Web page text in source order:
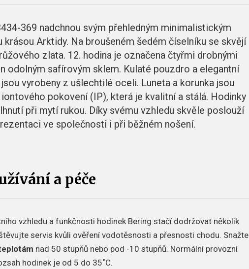
369 nadchnou svým přehledným minimalistickým
Arktidy. Na broušeném šedém číselníku se skvějí
zlata. 12. hodina je označena čtyřmi drobnými
odolným safírovým sklem. Kulaté pouzdro a elegantní
vyrobeny z ušlechtilé oceli. Luneta a korunka jsou
pokovení (IP), která je kvalitní a stálá. Hodinky
při mytí rukou. Díky svému vzhledu skvěle poslouží
ve společnosti i při běžném nošení.
a péče
vzhledu a funkčnosti hodinek Bering stačí dodržovat několik
servis kvůli ověření vodotěsnosti a přesnosti chodu. Snažte
nad 50 stupňů nebo pod -10 stupňů. Normální provozní
hodinek je od 5 do 35˚C.